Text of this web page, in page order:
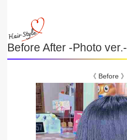
Before After -Photo ver.-
《 Before 》